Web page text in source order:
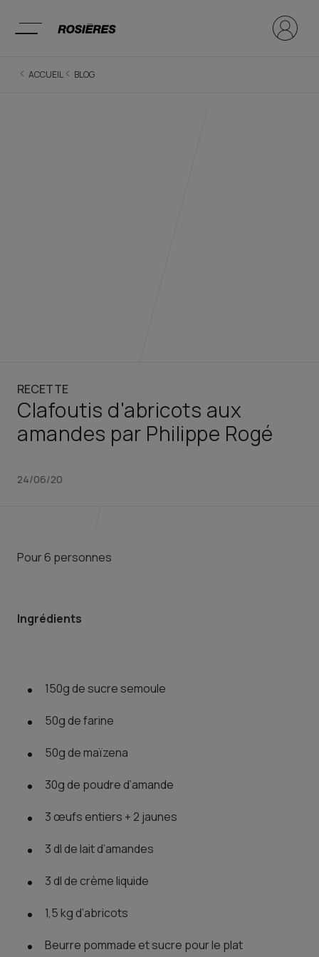
ACCUEIL BLOG
RECETTE
Clafoutis d'abricots aux
amandes par Philippe Rogé
24/06/20
Pour 6 personnes
Ingrédients
150g de sucre semoule
50g de farine
50g de maïzena
30g de poudre d’amande
3 œufs entiers + 2 jaunes
3 dl de lait d’amandes
3 dl de crème liquide
1,5 kg d’abricots
Beurre pommade et sucre pour le plat